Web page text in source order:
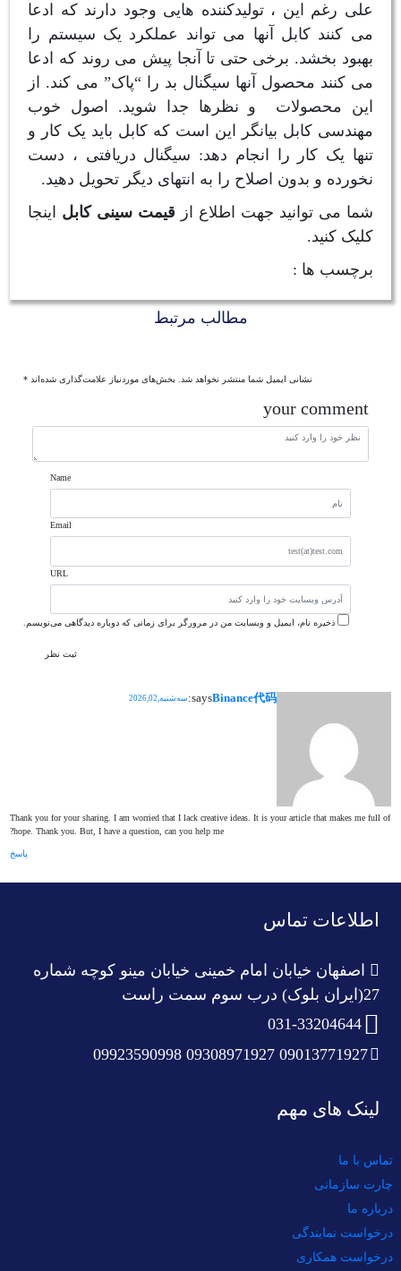
علی رغم این ، تولیدکننده هایی وجود دارند که ادعا
می کنند کابل آنها می تواند عملکرد یک سیستم را
بهبود بخشد. برخی حتی تا آنجا پیش می روند که ادعا
می کنند محصول آنها سیگنال بد را “پاک” می کند. از
این محصولات و نظرها جدا شوید. اصول خوب
مهندسی کابل بیانگر این است که کابل باید یک کار و
تنها یک کار را انجام دهد: سیگنال دریافتی ، دست
نخورده و بدون اصلاح را به انتهای دیگر تحویل دهید.
شما می توانید جهت اطلاع از قیمت سینی کابل اینجا
کلیک کنید.
برچسب ها :
مطالب مرتبط
نشانی ایمیل شما منتشر نخواهد شد. بخش‌های موردنیاز علامت‌گذاری شده‌اند *
your comment
Name
Email
URL
ذخیره نام، ایمیل و وبسایت من در مرورگر برای زمانی که دوباره دیدگاهی می‌نویسم.
Binance代码
says: سه‌شنبه,2026,02
Thank you for your sharing. I am worried that I lack creative ideas. It is your article that makes me full of
hope. Thank you. But, I have a question, can you help me?
پاسخ
اطلاعات تماس
اصفهان خیابان امام خمینی خیابان مینو کوچه شماره
27(ایران بلوک) درب سوم سمت راست
031-33204644
09013771927 09308971927 09923590998
لینک های مهم
تماس با ما
چارت سازمانی
درباره ما
درخواست نمایندگی
درخواست همکاری